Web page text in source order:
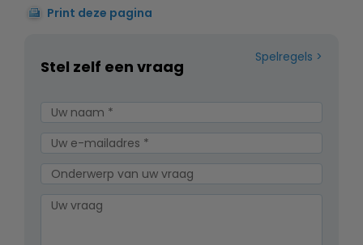
Print deze pagina
Spelregels
Stel zelf een vraag